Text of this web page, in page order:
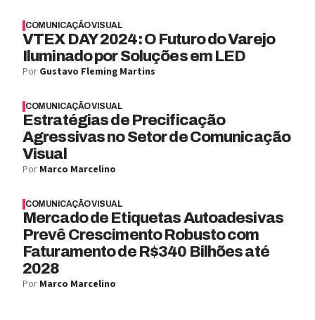
COMUNICAÇÃO VISUAL
VTEX DAY 2024: O Futuro do Varejo
Iluminado por Soluções em LED
Por Gustavo Fleming Martins
COMUNICAÇÃO VISUAL
Estratégias de Precificação
Agressivas no Setor de Comunicação
Visual
Por Marco Marcelino
COMUNICAÇÃO VISUAL
Mercado de Etiquetas Autoadesivas
Prevê Crescimento Robusto com
Faturamento de R$340 Bilhões até
2028
Por Marco Marcelino